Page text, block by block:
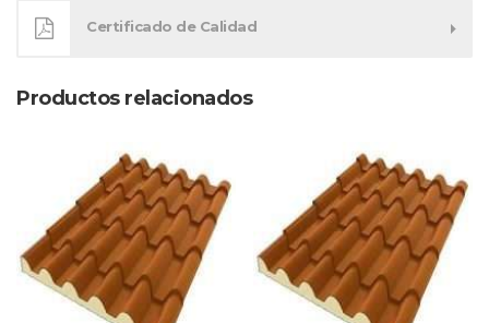
Certificado de Calidad
Productos relacionados